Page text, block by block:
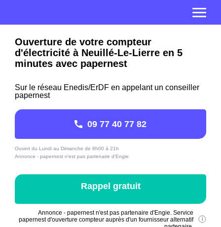
Ouverture de votre compteur
d'électricité à Neuillé-Le-Lierre en 5
minutes avec papernest
Sur le réseau Enedis/ErDF en appelant un conseiller
papernest
09 77 40 77 82
Ouvert du Lundi au Dimanche de 8h00 à 21h
Annonce - papernest n'est pas partenaire d'Engie
Rappel gratuit
Annonce - papernest n'est pas partenaire d'Engie. Service
papernest d'ouverture compteur auprès d'un fournisseur alternatif